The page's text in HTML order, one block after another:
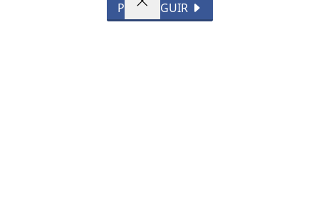
PROSSEGUIR